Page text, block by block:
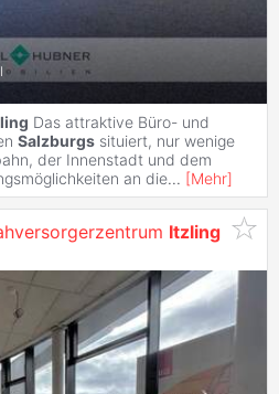
Das attraktive Büro- und
Salzburgs situiert, nur wenige
der Innenstadt und dem
an die... [Mehr]
Itzling